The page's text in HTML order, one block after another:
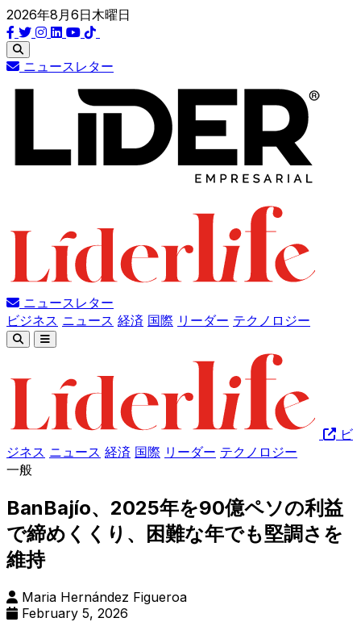
2026年8月6日木曜日
ニュースレター
ニュースレター
ビジネス ニュース 経済 国際 リーダー テクノロジー
ビ
ジネス ニュース 経済 国際 リーダー テクノロジー
一般
BanBajío、2025年を90億ペソの利益
で締めくくり、困難な年でも堅調さを
維持
Maria Hernández Figueroa
February 5, 2026